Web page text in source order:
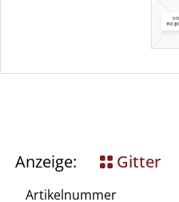
Anzeige: Gitter